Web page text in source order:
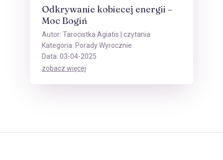
Odkrywanie kobiecej energii –
Moc Bogiń
Autor: Tarocistka Agiatis | czytania
Kategoria: Porady Wyrocznie
Data: 03-04-2025
zobacz więcej